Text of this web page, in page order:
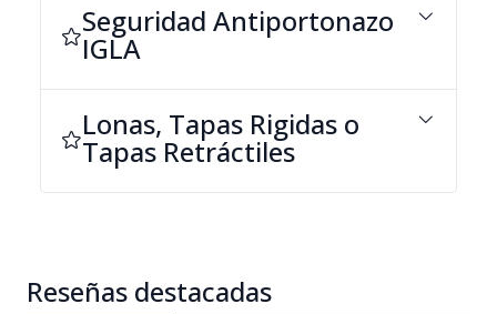
Seguridad Antiportonazo
IGLA
Lonas, Tapas Rigidas o
Tapas Retráctiles
Reseñas destacadas